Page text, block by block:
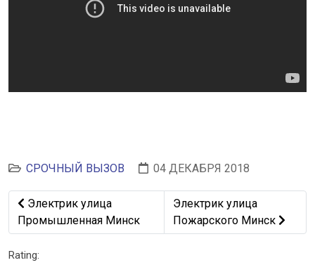
СРОЧНЫЙ ВЫЗОВ 04 ДЕКАБРЯ 2018
Предыдущий: Электрик улица Промышленная Минск
Электрик улица
Промышленная Минск
Следующий: Электрик
Электрик улица
Пожарского Минск
Rating: